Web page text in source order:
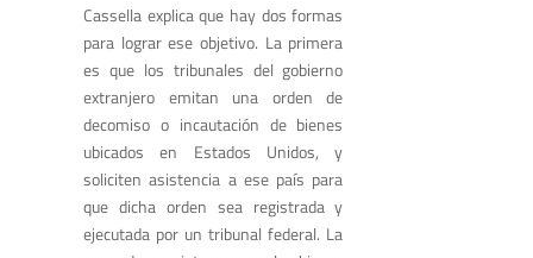
Cassella explica que hay dos formas
para lograr ese objetivo. La primera
es que los tribunales del gobierno
extranjero emitan una orden de
decomiso o incautación de bienes
ubicados en Estados Unidos, y
soliciten asistencia a ese país para
que dicha orden sea registrada y
ejecutada por un tribunal federal. La